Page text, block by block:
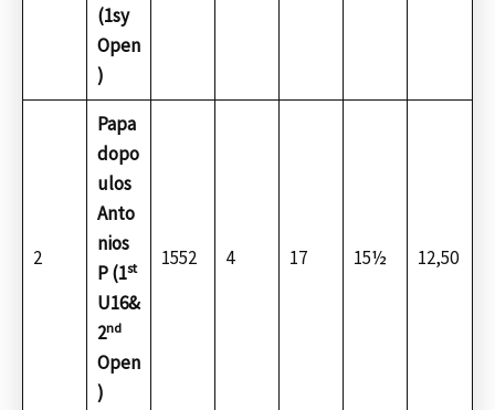
(1sy
Open
)
2
Papa
dopo
ulos
Anto
nios
P (1st
U16&
2nd
Open
)
1552 4 17 15½ 12,50